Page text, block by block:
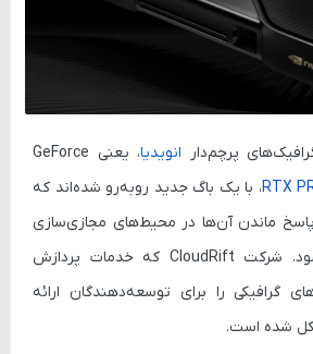
پرچم‌دار انویدیا، یعنی GeForce
RTX، با یک باگ جدید روبه‌رو شده‌اند که
ماندن آن‌ها در محیط‌های مجازی‌سازی
CloudRift که خدمات پردازش
گرافیکی را برای توسعه‌دهندگان ارائه
شده است.